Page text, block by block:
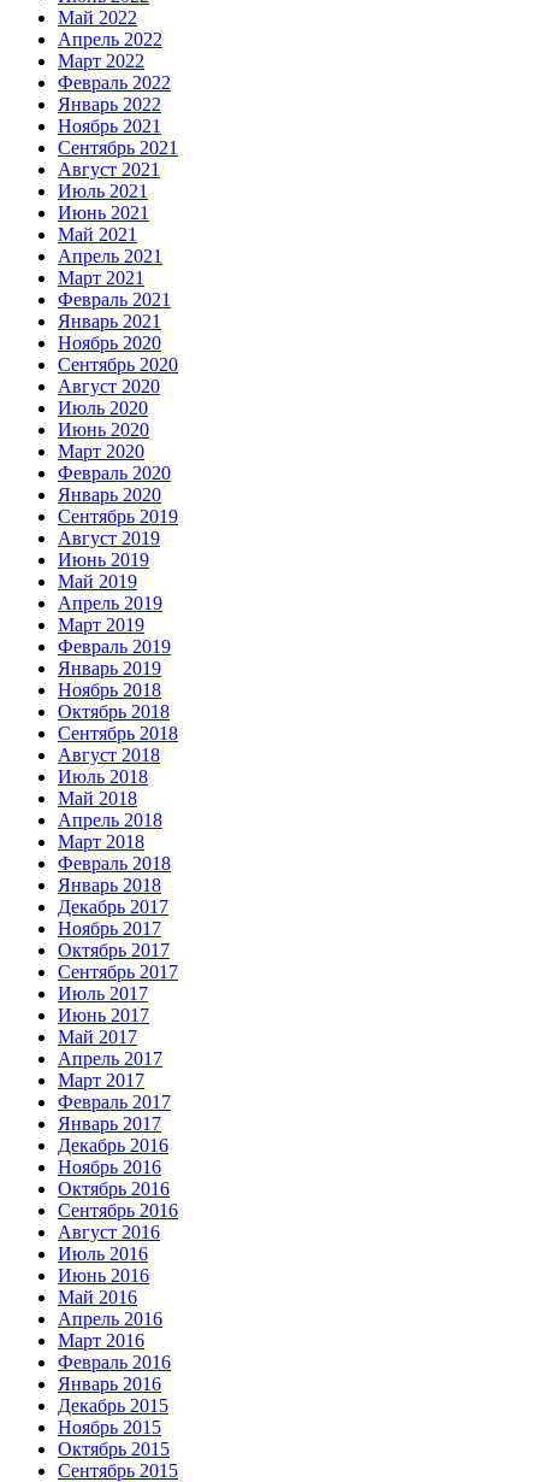
Май 2022
Апрель 2022
Март 2022
Февраль 2022
Январь 2022
Ноябрь 2021
Сентябрь 2021
Август 2021
Июль 2021
Июнь 2021
Май 2021
Апрель 2021
Март 2021
Февраль 2021
Январь 2021
Ноябрь 2020
Сентябрь 2020
Август 2020
Июль 2020
Июнь 2020
Март 2020
Февраль 2020
Январь 2020
Сентябрь 2019
Август 2019
Июнь 2019
Май 2019
Апрель 2019
Март 2019
Февраль 2019
Январь 2019
Ноябрь 2018
Октябрь 2018
Сентябрь 2018
Август 2018
Июль 2018
Май 2018
Апрель 2018
Март 2018
Февраль 2018
Январь 2018
Декабрь 2017
Ноябрь 2017
Октябрь 2017
Сентябрь 2017
Июль 2017
Июнь 2017
Май 2017
Апрель 2017
Март 2017
Февраль 2017
Январь 2017
Декабрь 2016
Ноябрь 2016
Октябрь 2016
Сентябрь 2016
Август 2016
Июль 2016
Июнь 2016
Май 2016
Апрель 2016
Март 2016
Февраль 2016
Январь 2016
Декабрь 2015
Ноябрь 2015
Октябрь 2015
Сентябрь 2015